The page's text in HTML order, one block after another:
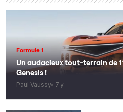
Formule 1
Un audacieux tout-terrain de
Genesis !
Paul Vaussy 7 y